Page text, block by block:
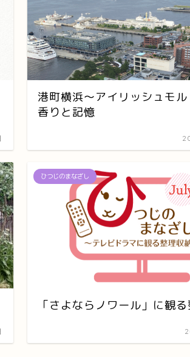
港町横浜～アイリッシュモ
香りと記憶
ひつじのまなざし
「さよならノワール」に観